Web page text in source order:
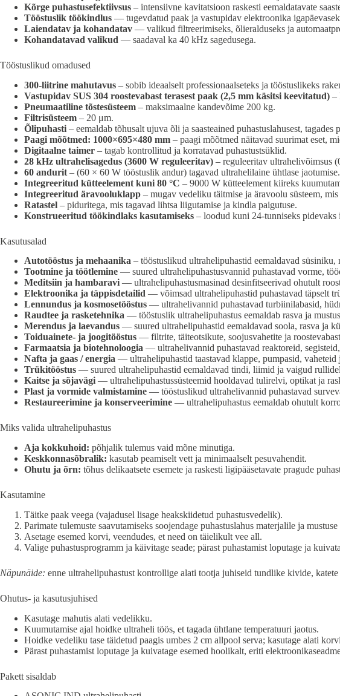
Kõrge puhastusefektiivsus – intensiivne kavitatsioon raskesti eemaldatavate
Tööstuslik töökindlus — tugevdatud paak ja vastupidav elektroonika
Laiendatav ja kohandatav — valikud filtreerimiseks, õlieralduseks ja
Kohandatavad valikud — saadaval ka 40 kHz sagedusega.
Tööstuslikud omadused
300-liitrine mahutavus – sobib ideaalselt professionaalseteks ja tööstuslikeks
Vastupidav SUS 304 roostevabast terasest paak (2,5 mm käsitsi keevitatud) –
Pneumaatiline tõstesüsteem – maksimaalne kandevõime 200 kg.
Filtrisüsteem – 20 μm.
Õlipuhasti – eemaldab tõhusalt ujuva õli ja saasteained puhastuslahusest, tagades
Paagi mõõtmed: 1000×695×480 mm – paagi mõõtmed näitavad suurimat eset,
Digitaalne taimer – tagab kontrollitud ja korratavad puhastustsüklid.
28 kHz ultrahelisagedus (3600 W reguleeritav) – reguleeritav ultrahelivõimsus
60 andurit – (60 × 60 W tööstuslik andur) tagavad ultrahelilaine ühtlase jaotumise.
Integreeritud kütteelement kuni 80 °C – 9000 W kütteelement kiireks
Integreeritud äravooluklapp – mugav vedeliku täitmise ja äravoolu süsteem,
Ratastel – piduritega, mis tagavad lihtsa liigutamise ja kindla paigutuse.
Konstrueeritud töökindlaks kasutamiseks – loodud kuni 24-tunniseks pidevaks
Kasutusalad
Autotööstus ja mehaanika – tööstuslikud ultrahelipuhastid eemaldavad
Tootmine ja töötlemine — suured ultrahelipuhastusvannid puhastavad vorme,
Meditsiin ja hambaravi — ultrahelipuhastusmasinad desinfitseerivad ohutult
Elektroonika ja täppisdetailid — võimsad ultrahelipuhastid puhastavad täpselt
Lennundus ja kosmosetööstus — ultrahelivannid puhastavad turbiinilabasid,
Raudtee ja rasketehnika — tööstuslik ultrahelipuhastus eemaldab rasva ja
Merendus ja laevandus — suured ultrahelipuhastid eemaldavad soola, rasva ja
Toiduainete- ja joogitööstus — filtrite, täiteotsikute, soojusvahetite ja
Farmaatsia ja biotehnoloogia — ultrahelivannid puhastavad reaktoreid,
Nafta ja gaas / energia — ultrahelipuhastid taastavad klappe, pumpasid,
Trükitööstus — suured ultrahelipuhastid eemaldavad tindi, liimid ja vaigud
Kaitse ja sõjavägi — ultrahelipuhastussüsteemid hooldavad tulirelvi, optikat ja
Plast ja vormide valmistamine — tööstuslikud ultrahelivannid puhastavad
Restaureerimine ja konserveerimine — ultrahelipuhastus eemaldab ohutult
Miks valida ultrahelipuhastus
Aja kokkuhoid: põhjalik tulemus vaid mõne minutiga.
Keskkonnasõbralik: kasutab peamiselt vett ja minimaalselt pesuvahendit.
Ohutu ja õrn: tõhus delikaatsete esemete ja raskesti ligipääsetavate pragude
Kasutamine
Täitke paak veega (vajadusel lisage heakskiidetud puhastusvedelik).
Parimate tulemuste saavutamiseks soojendage puhastuslahus materjalile ja
Asetage esemed korvi, veendudes, et need on täielikult vee all.
Valige puhastusprogramm ja käivitage seade; pärast puhastamist loputage ja
Näpunäide: enne ultrahelipuhastust kontrollige alati tootja juhiseid tundlike kivide,
Ohutus- ja kasutusjuhised
Kasutage mahutis alati vedelikku.
Kuumutamise ajal hoidke ultraheli töös, et tagada ühtlane temperatuuri jaotus.
Hoidke vedeliku tase täidetud paagis umbes 2 cm allpool serva; kasutage alati
Pärast puhastamist loputage ja kuivatage esemed hoolikalt, eriti
Pakett sisaldab